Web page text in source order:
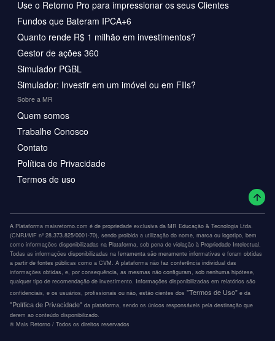
Use o Retorno Pro para impressionar os seus Clientes
Fundos que Bateram IPCA+6
Quanto rende R$ 1 milhão em investimentos?
Gestor de ações 360
Simulador PGBL
Simulador: Investir em um imóvel ou em FIIs?
Sobre a MR
Quem somos
Trabalhe Conosco
Contato
Política de Privacidade
Termos de uso
A Plataforma maisretorno.com é de propriedade exclusiva da MR Educação & Tecnologia Ltda.
(CNPJ/MF nº 28.373.825/0001-70), sendo proibida a utilização do nome, marca ou logotipo, bem
como informações disponibilizadas na Plataforma, sob pena de violação à Propriedade Intelectual.
Todas as informações disponibilizadas na ferramenta são meramente informativas e foram obtidas
a partir de fontes públicas como a CVM. A plataforma não faz conferência individual das
informações obtidas, e, por consequência, as mesmas não configuram, sob nenhuma hipótese,
qualquer tipo de recomendação de investimento. Informações disponibilizadas em relatórios são
confidenciais, e os usuários, profissionais ou não, estão cientes dos "Termos de Uso" e da
"Política de Privacidade" da plataforma, sendo os únicos responsáveis pela destinação que
derem ao conteúdo disponibilizado.
®️ Mais Retorno / Todos os direitos reservados